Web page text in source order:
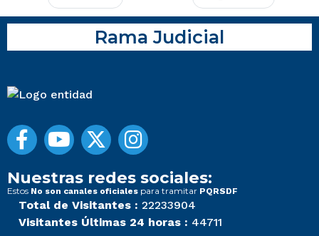
Rama Judicial
Nuestras redes sociales:
Estos No son canales oficiales para tramitar PQRSDF
Total de Visitantes : 22233904
Visitantes Últimas 24 horas : 44711